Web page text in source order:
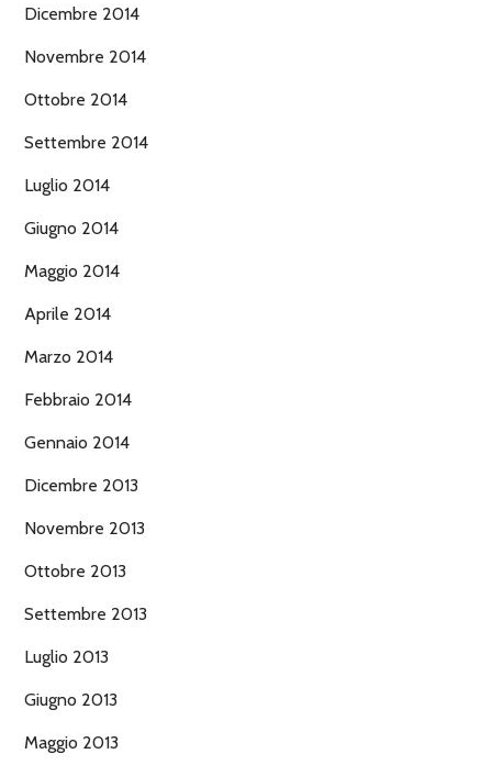
Dicembre 2014
Novembre 2014
Ottobre 2014
Settembre 2014
Luglio 2014
Giugno 2014
Maggio 2014
Aprile 2014
Marzo 2014
Febbraio 2014
Gennaio 2014
Dicembre 2013
Novembre 2013
Ottobre 2013
Settembre 2013
Luglio 2013
Giugno 2013
Maggio 2013